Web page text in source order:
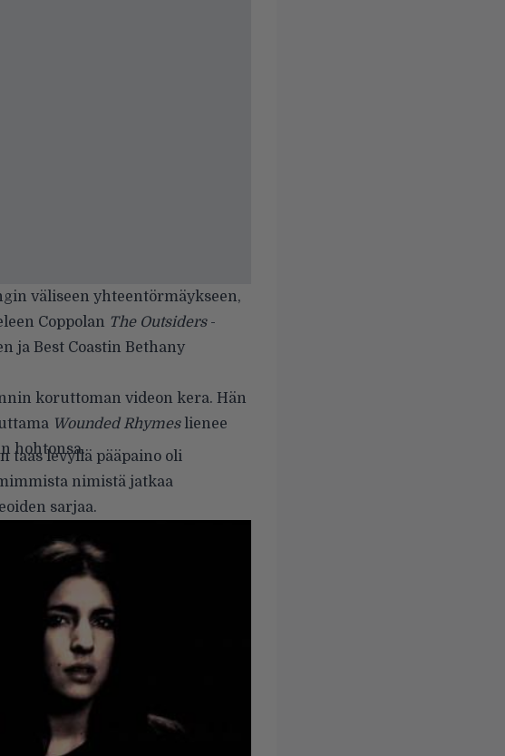
väliseen yhteentörmäykseen,
Coppolan The Outsiders-
ja Best Coastin Bethany
koruttoman videon kera. Hän
Wounded Rhymeslienee
hohtonsa.
taaslevyllä pääpaino oli
nimistä jatkaa
sarjaa.